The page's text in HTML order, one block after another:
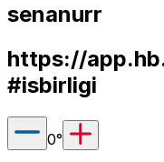
senanurr
https://
#isbirligi
0°